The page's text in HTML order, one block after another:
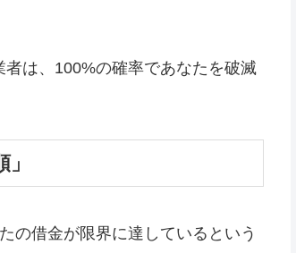
は、100%の確率であなたを破滅
の借金が限界に達しているという